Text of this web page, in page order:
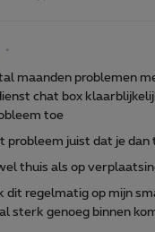
maanden problemen
chat box
toe
probleem juist dat je
thuis als op
dit regelmatig op mijn
sterk genoeg binnen